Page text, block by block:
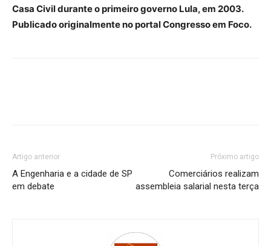
Casa Civil durante o primeiro governo Lula, em 2003.
Publicado originalmente no portal Congresso em Foco.
Artigo anterior
A Engenharia e a cidade de SP
em debate
Próximo artigo
Comerciários realizam
assembleia salarial nesta terça